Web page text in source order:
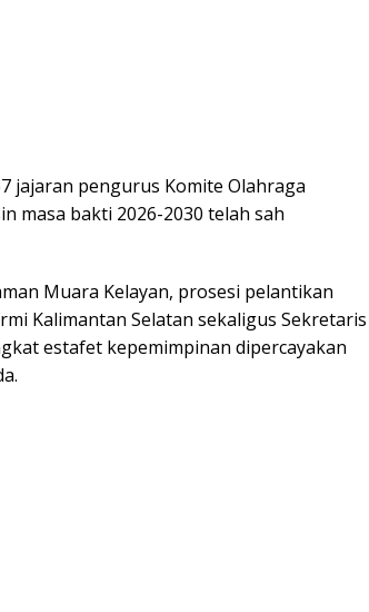
jajaran pengurus Komite Olahraga
masa bakti 2026-2030 telah sah
Muara Kelayan, prosesi pelantikan
Kalimantan Selatan sekaligus Sekretaris
estafet kepemimpinan dipercayakan